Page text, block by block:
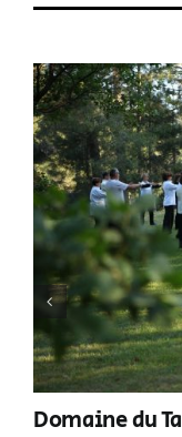
Domaine du